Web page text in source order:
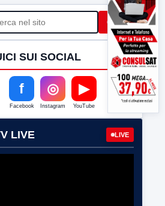
Cerca
SUI SOCIAL
f
Facebook
◎
Instagram
▶
YouTube
LIVE LIVE